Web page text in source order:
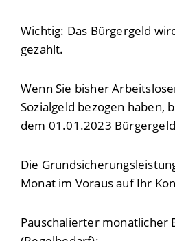
Wichtig: Das Bürgergeld
gezahlt.
Wenn Sie bisher
Sozialgeld bezogen haben,
dem 01.01.2023
Die
Monat im Voraus auf Ihr
Pauschalierter monatlicher